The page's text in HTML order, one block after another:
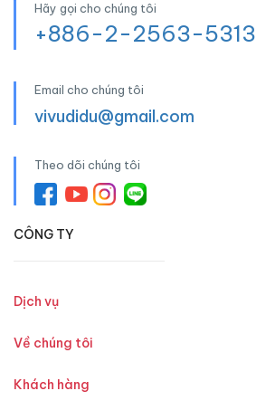
Hãy gọi cho chúng tôi
+886-2-2563-5313
Email cho chúng tôi
vivudidu@gmail.com
Theo dõi chúng tôi
CÔNG TY
Dịch vụ
Về chúng tôi
Khách hàng